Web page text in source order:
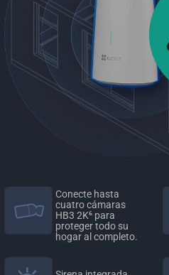
Conecte hasta
cuatro cámaras
HB3 2K⁶ para
proteger todo su
hogar al completo.